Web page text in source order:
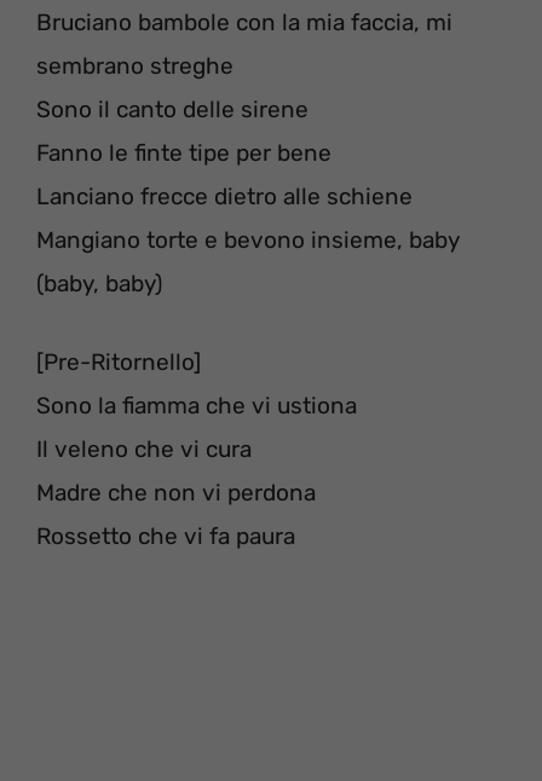
Bruciano bambole con la mia faccia, mi
sembrano streghe
Sono il canto delle sirene
Fanno le finte tipe per bene
Lanciano frecce dietro alle schiene
Mangiano torte e bevono insieme, baby
(baby, baby)
[Pre-Ritornello]
Sono la fiamma che vi ustiona
Il veleno che vi cura
Madre che non vi perdona
Rossetto che vi fa paura